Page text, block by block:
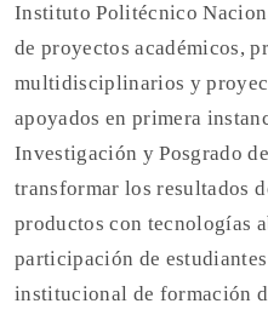
Instituto Politécnico
de proyectos académicos,
multidisciplinarios y
apoyados en primera
Investigación y Posgrado
transformar los resultados
productos con tecnologías
participación de
institucional de formación